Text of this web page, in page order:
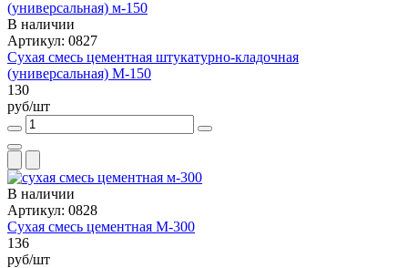
В наличии
Артикул: 0827
Сухая смесь цементная штукатурно-кладочная
(универсальная) М-150
130
руб/шт
В наличии
Артикул: 0828
Сухая смесь цементная М-300
136
руб/шт